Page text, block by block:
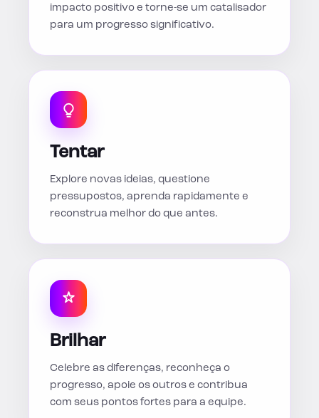
impacto positivo e torne-se um catalisador
para um progresso significativo.
Tentar
Explore novas ideias, questione
pressupostos, aprenda rapidamente e
reconstrua melhor do que antes.
Brilhar
Celebre as diferenças, reconheça o
progresso, apoie os outros e contribua
com seus pontos fortes para a equipe.